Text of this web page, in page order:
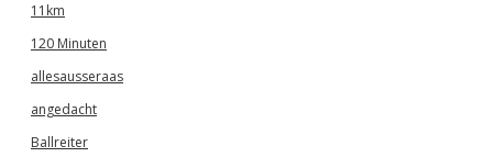
11km
120 Minuten
allesausseraas
angedacht
Ballreiter